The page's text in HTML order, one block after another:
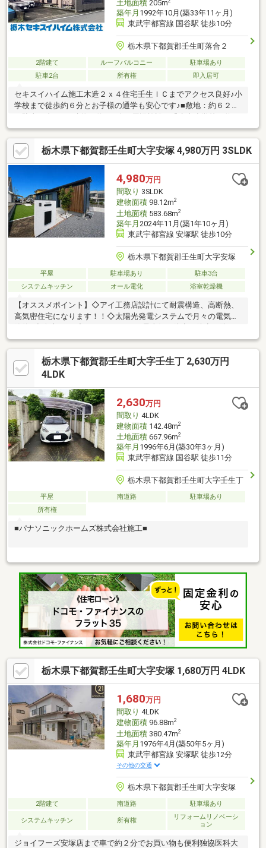
土地面積205m
築年月 1992年10月(築33年11ヶ月)
東武宇都宮線 国谷駅 徒歩10分
栃木県下都賀郡壬生町落合２
2階建て ルーフバルコニー
駐車場あり
駐車2台
所有権 即入居可
セキスイハイム施工木造２ｘ４住宅壬生ＩＣまでアクセス良好♪小
学校まで徒歩約６分とお子様の通学も安心です♪■敷地：約６２坪
450ｍ 徒歩6分）・南犬飼中学校（約3500ｍ 徒歩44分）
《《 現地ご案内 随時受付中 》》現在は空家です。内覧は事前予
約制となります。お客様のご希望の日時をあらかじめご連絡くだ
さい。――――――――――――――――― 栃木セキスイハイム(株)不
動産部 フリーダイアル ⇒０１２０－８１６－４１７
―――――――――――――――――ご質問やご相談など、お気軽にお問
い合わせください♪
栃木県下都賀郡壬生町大字安塚 4,980万円 3SLDK
4,980万円
間取り 3SLDK
建物面積98.12m2
土地面積583.68m2
築年月 2024年11月(築1年10ヶ月)
東武宇都宮線 安塚駅 徒歩10分
栃木県下都賀郡壬生町大字安塚
平屋 駐車場あり
駐車3台
システムキッチン
オール電化 浴室乾燥機
【オススメポイント】◇アイ工務店設計にて耐震構造、高断熱、
高気密住宅になります！！◇太陽光発電システムで月々の電気代
性能になっております。【物件情報】◇公営水道、本下水、オー
ル電化◇固定資産税(令和８年度)101 100円◇太陽光パネル
10.2kw◇パワーコンディショナー8kw◆住宅ローン相談受付中
◆Q.車、カードのローンが残ってる。Q.パート、アルバイトで正
れば問題なくローン通せます！！◆是非一度弊社へご相談くださ
いませ♪
栃木県下都賀郡壬生町大字壬生丁 2,630万円
4LDK
2,630万円
間取り 4LDK
建物面積142.48m2
土地面積667.96m2
築年月 1996年6月(築30年3ヶ月)
東武宇都宮線 国谷駅 徒歩11分
栃木県下都賀郡壬生町大字壬生丁
平屋 南道路
駐車場あり
所有権
■パナソニックホームズ株式会社施工■
栃木県下都賀郡壬生町大字安塚 1,680万円 4LDK
1,680万円
間取り 4LDK
建物面積96.88m2
土地面積380.47m2
築年月 1976年4月(築50年5ヶ月)
東武宇都宮線 安塚駅 徒歩12分
その他の交通
栃木県下都賀郡壬生町大字安塚
2階建て 南道路 駐車場あり
システムキッチン 所有権
リフォームリノベーシ
ョン
ジョイフーズ安塚店まで車で約２分でお買い物も便利独協医科大